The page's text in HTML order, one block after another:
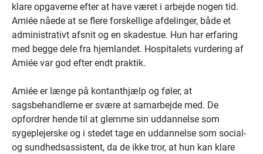
klare opgaverne efter at have været i arbejde nogen tid.
Amiée nåede at se flere forskellige afdelinger, både et
administrativt afsnit og en skadestue. Hun har erfaring
med begge dele fra hjemlandet. Hospitalets vurdering af
Amiée var god efter endt praktik.
Amiée er længe på kontanthjælp og føler, at
sagsbehandlerne er svære at samarbejde med. De
opfordrer hende til at glemme sin uddannelse som
sygeplejerske og i stedet tage en uddannelse som social-
og sundhedsassistent, da de ikke tror, at hun kan klare